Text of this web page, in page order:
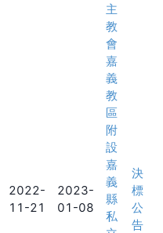
2022-
11-21
2023-
01-08
主
教
會
嘉
義
教
區
附
設
嘉
義
縣
私
決
標
公
告